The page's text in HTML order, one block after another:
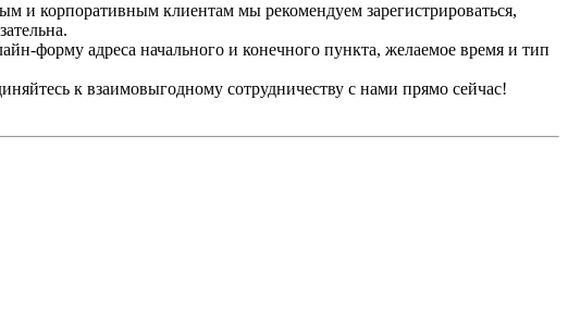
и корпоративным клиентам мы рекомендуем зарегистрироваться,
форму адреса начального и конечного пункта, желаемое время и тип
к взаимовыгодному сотрудничеству с нами прямо сейчас!